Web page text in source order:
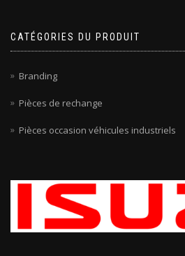
CATÉGORIES DU PRODUIT
Branding
Pièces de rechange
Pièces occasion véhicules industriels